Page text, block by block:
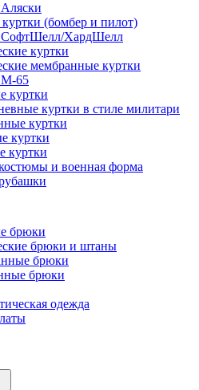
(бомбер и пилот)
СофтШелл/ХардШелл
куртки
мембранные куртки
М-65
куртки
куртки в стиле милитари
куртки
куртки
куртки
и военная форма
брюки
брюки и штаны
брюки
брюки
одежда